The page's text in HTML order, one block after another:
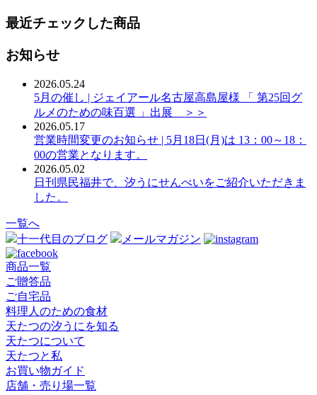
最近チェックした商品
お知らせ
2026.05.24
5月の催し | ジェイアール名古屋高島屋様 「 第25回グ
ルメのための味百選 」出展 ＞＞
2026.05.17
営業時間変更のお知らせ | 5月18日(月)は 13：00～18：
00の営業となります。
2026.05.02
日刊県民福井で、汐うにせんべいをご紹介いただきま
した。
一覧へ
十一代目のブログ
メールマガジン
商品一覧
ご贈答品
ご自宅品
料理人のための食材
天たつの汐うにを知る
天たつについて
天たつと私
お買い物ガイド
店舗・売り場一覧